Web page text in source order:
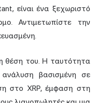
είναι ένα ξεχωριστό
Αντιμετωπίστε την
θέση του. Η ταυτότητα
βασισμένη σε
στο XRP, έμφαση στη